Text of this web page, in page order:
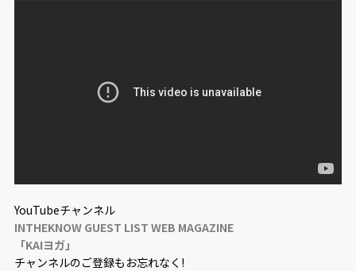
YouTubeチャンネル
INTHEKNOW GUEST LIST WEB MAGAZINE
「KAIヨガ」
チャンネルのご登録もお忘れなく!